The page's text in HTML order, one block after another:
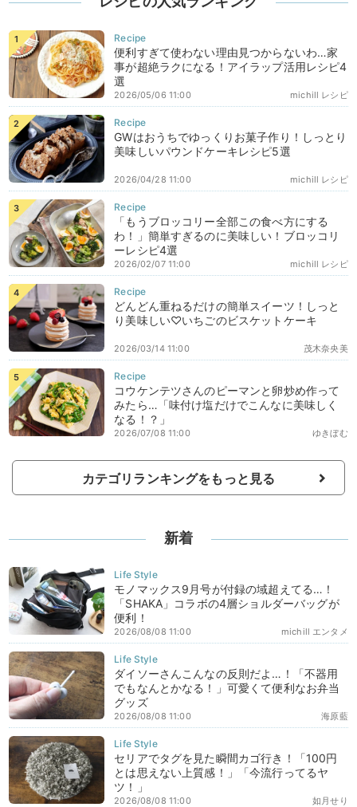
便利すぎて使わない理由見つからないわ…家
事が超絶ラクになる！アイラップ活用レシピ4
選
michill レシピ
2026/05/06 11:00
GWはおうちでゆっくりお菓子作り！しっとり
美味しいパウンドケーキレシピ5選
michill レシピ
2026/04/28 11:00
「もうブロッコリー全部この食べ方にする
わ！」簡単すぎるのに美味しい！ブロッコリ
ーレシピ4選
michill レシピ
2026/02/07 11:00
どんどん重ねるだけの簡単スイーツ！しっと
り美味しい♡いちごのビスケットケーキ
茂木奈央美
2026/03/14 11:00
コウケンテツさんのピーマンと卵炒め作って
みたら…「味付け塩だけでこんなに美味しく
なる！？」
ゆきぼむ
2026/07/08 11:00
カテゴリランキングをもっと見る
新着
モノマックス9月号が付録の域超えてる…！
「SHAKA」コラボの4層ショルダーバッグが
便利！
michill エンタメ
2026/08/08 11:00
ダイソーさんこんなの反則だよ…！「不器用
でもなんとかなる！」可愛くて便利なお弁当
グッズ
海原藍
2026/08/08 11:00
セリアでタグを見た瞬間カゴ行き！「100円
とは思えない上質感！」「今流行ってるヤ
ツ！」
如月せり
2026/08/08 11:00